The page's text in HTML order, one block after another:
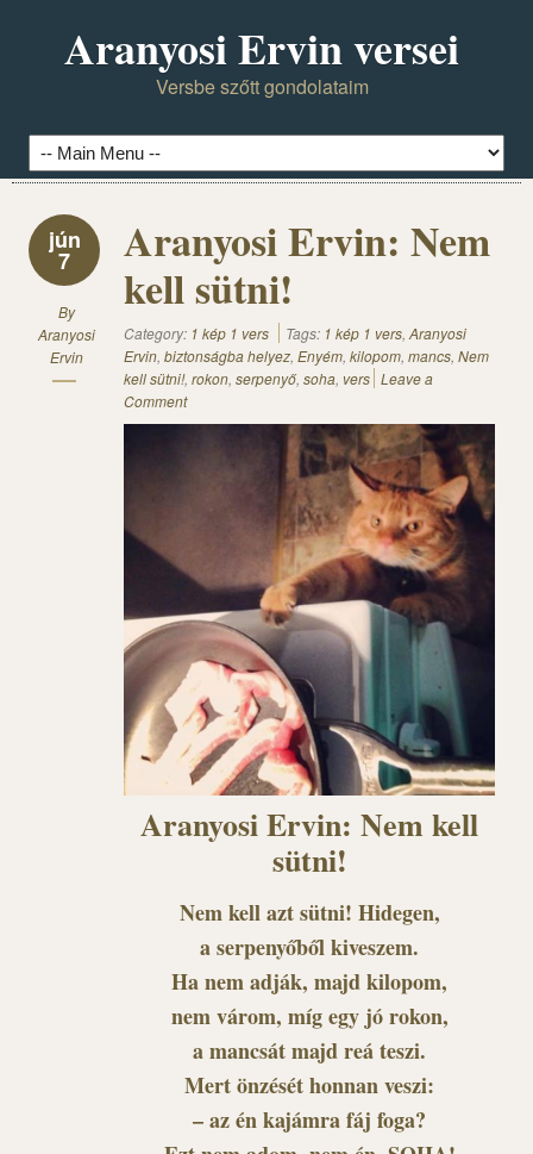
Aranyosi Ervin versei
Versbe szőtt gondolataim
jún
7
By
Aranyosi
Ervin
Aranyosi Ervin: Nem
kell sütni!
Category: 1 kép 1 vers Tags: 1 kép 1 vers, Aranyosi
Ervin, biztonságba helyez, Enyém, kilopom, mancs, Nem
kell sütni!, rokon, serpenyő, soha, vers Leave a
Comment
Aranyosi Ervin: Nem kell
sütni!
Nem kell azt sütni! Hidegen,
a serpenyőből kiveszem.
Ha nem adják, majd kilopom,
nem várom, míg egy jó rokon,
a mancsát majd reá teszi.
Mert önzését honnan veszi:
– az én kajámra fáj foga?